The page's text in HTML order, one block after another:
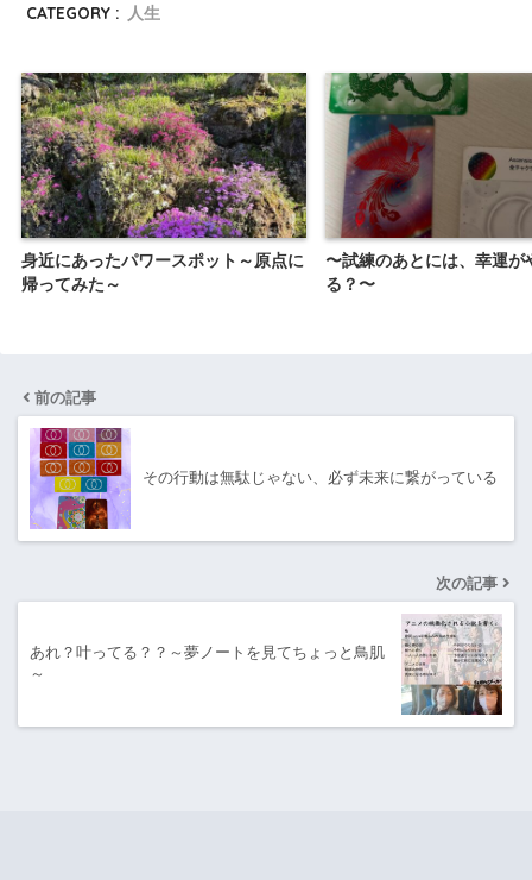
CATEGORY : 人生
身近にあったパワースポット～原点に
帰ってみた～
〜試練のあとには、幸運が
る？〜
前の記事
その行動は無駄じゃない、必ず未来に繋がっている
次の記事
あれ？叶ってる？？～夢ノートを見てちょっと鳥肌
～